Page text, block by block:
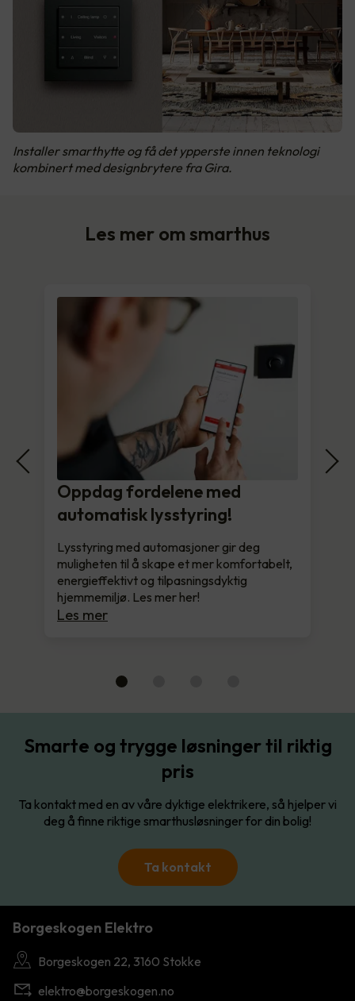
Installer smarthytte og få det ypperste innen teknologi
kombinert med designbrytere fra Gira.
Les mer om smarthus
Oppdag fordelene med
automatisk lysstyring!
Lysstyring med automasjoner gir deg
muligheten til å skape et mer komfortabelt,
energieffektivt og tilpasningsdyktig
hjemmemiljø. Les mer her!
Les mer
Smarte og trygge løsninger til riktig
pris
Ta kontakt med en av våre dyktige elektrikere, så hjelper vi
deg å finne riktige smarthusløsninger for din bolig!
Ta kontakt
Borgeskogen Elektro
Borgeskogen 22, 3160 Stokke
elektro@borgeskogen.no